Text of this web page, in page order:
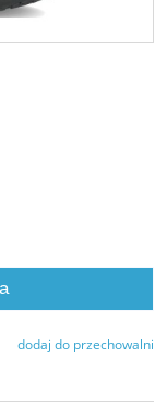
dodaj do przechowalni